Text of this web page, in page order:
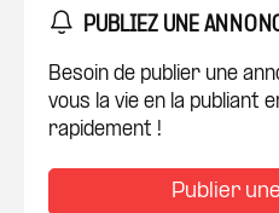
PUBLIEZ UNE
Besoin de publier une
vous la vie en la publiant
rapidement !
Publier